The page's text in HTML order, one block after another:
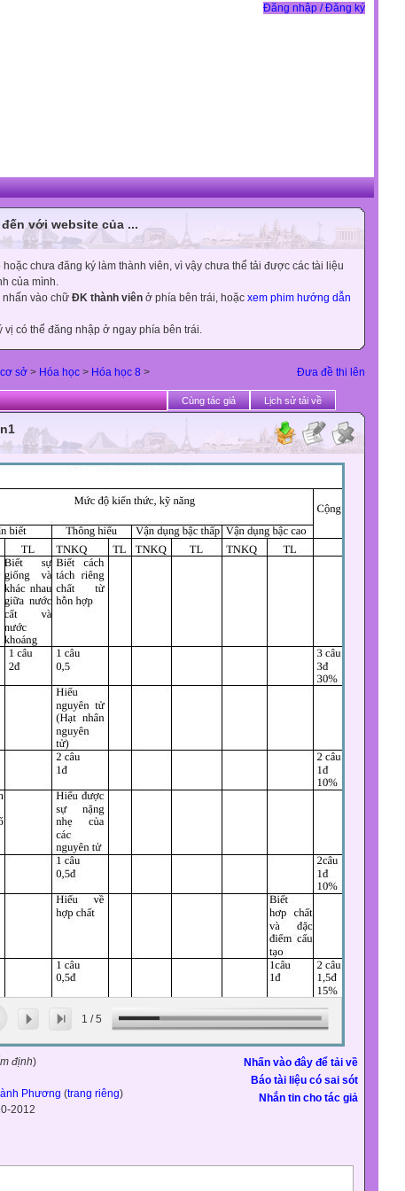
Đăng nhập / Đăng ký
với website của ...
chưa đăng ký làm thành viên, vì vậy chưa thể tải được các tài liệu
của mình.
nhấn vào chữ ĐK thành viên ở phía bên trái, hoặc xem phim hướng dẫn
vị có thể đăng nhập ở ngay phía bên trái.
Đưa đề thi lên
sở > Hóa học > Hóa học 8 >
Cùng tác giả Lịch sử tải về
1 /5
Nhấn vào đây để tải về
Báo tài liệu có sai sót
Nhắn tin cho tác giả
định)
Phương (trang riêng)
2012